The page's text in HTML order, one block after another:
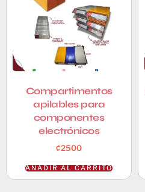
Compartimentos
apilables para
componentes
electrónicos
₡2500
AÑADIR AL CARRITO